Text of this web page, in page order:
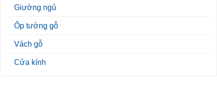
Giường ngủ
Ốp tường gỗ
Vách gỗ
Cửa kính